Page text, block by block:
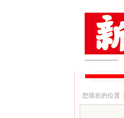
您现在的位置：